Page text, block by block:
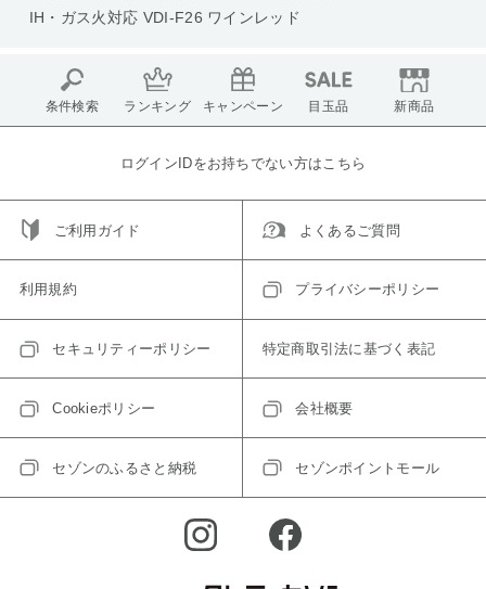
IH・ガス火対応 VDI-F26 ワインレッド
条件検索 ランキング キャンペーン 目玉品 新商品
ログインIDをお持ちでない方はこちら
ご利用ガイド よくあるご質問
利用規約 プライバシーポリシー
セキュリティーポリシー 特定商取引法に基づく表記
Cookieポリシー 会社概要
セゾンのふるさと納税 セゾンポイントモール